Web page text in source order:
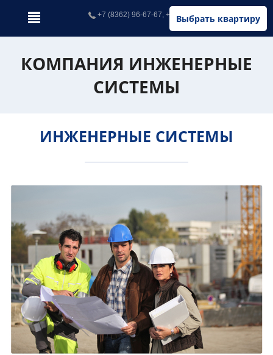
Выбрать квартиру
+7 (8362) 96-67-67, +7 (902) 326-67-67
КОМПАНИЯ ИНЖЕНЕРНЫЕ
СИСТЕМЫ
ИНЖЕНЕРНЫЕ СИСТЕМЫ